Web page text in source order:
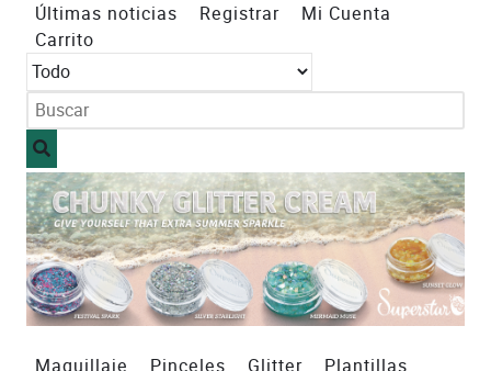
Últimas noticias Registrar
Mi Cuenta
Carrito